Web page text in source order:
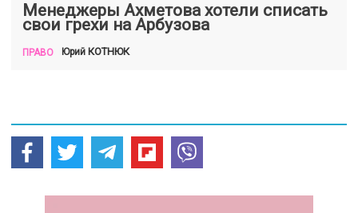
Менеджеры Ахметова хотели списать
свои грехи на Арбузова
ПРАВО Юрий КОТНЮК